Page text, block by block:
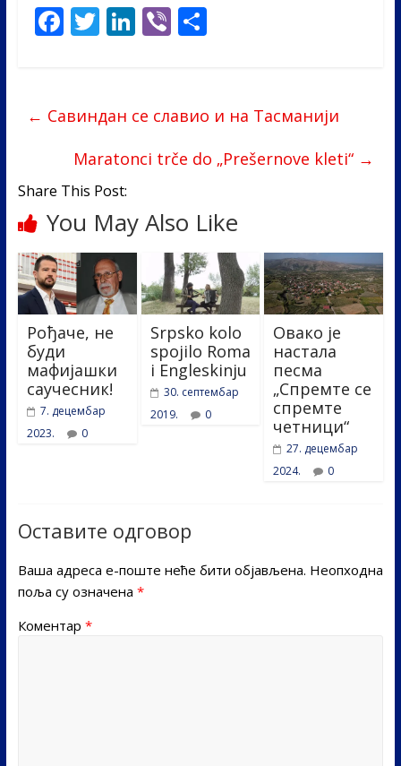
F
ac
b
o
o
k
T
w
er
Li
n
e
dI
n
Vi
b
S
e
← Савиндан се славио и на Тасманији
Maratonci trče do „Prešernove kleti“ →
Share This Post:
You May Also Like
Рођаче, не
буди
мафијашки
саучесник!
7. децембар
2023.
0
Srpsko kolo
spojilo Roma
i Engleskinju
30. септембар
2019.
0
Овако је
настала
песма
„Спремте се
спремте
четници“
27. децембар
2024.
0
Оставите одговор
Ваша адреса е-поште неће бити објављена. Неопходна
поља су означена *
Коментар *